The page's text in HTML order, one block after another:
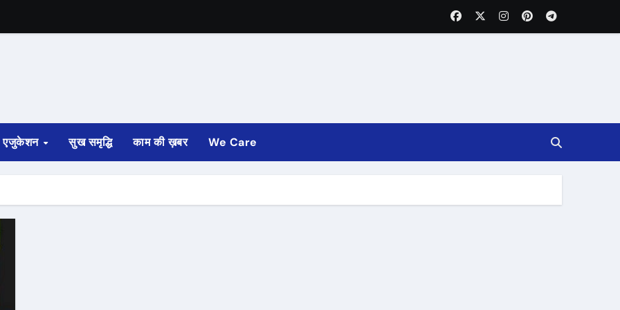
एजुकेशन सुख समृद्धि काम की ख़बर We Care